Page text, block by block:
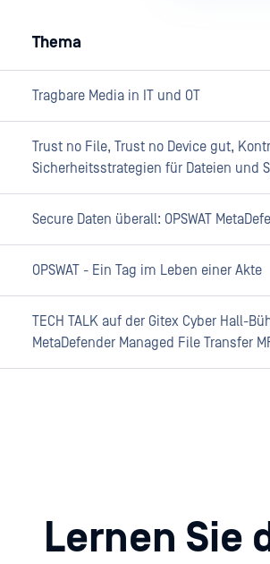
Thema
Tragbare Media in IT und OT
Trust no File, Trust no Device gut,
Sicherheitsstrategien für Dateien und
Secure Daten überall: OPSWAT
OPSWAT - Ein Tag im Leben einer Akte
TECH TALK auf der Gitex Cyber Hall-
MetaDefender Managed File Transfer
Lernen Sie